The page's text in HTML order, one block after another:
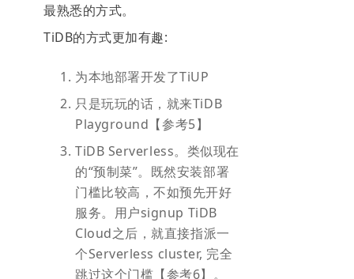
最熟悉的方式。
TiDB的方式更加有趣:
为本地部署开发了TiUP
只是玩玩的话，就来TiDB
Playground【参考5】
TiDB Serverless。类似现在
的“预制菜”。既然安装部署
门槛比较高，不如预先开好
服务。用户signup TiDB
Cloud之后，就直接指派一
个Serverless cluster, 完全
跳过这个门槛【参考6】。